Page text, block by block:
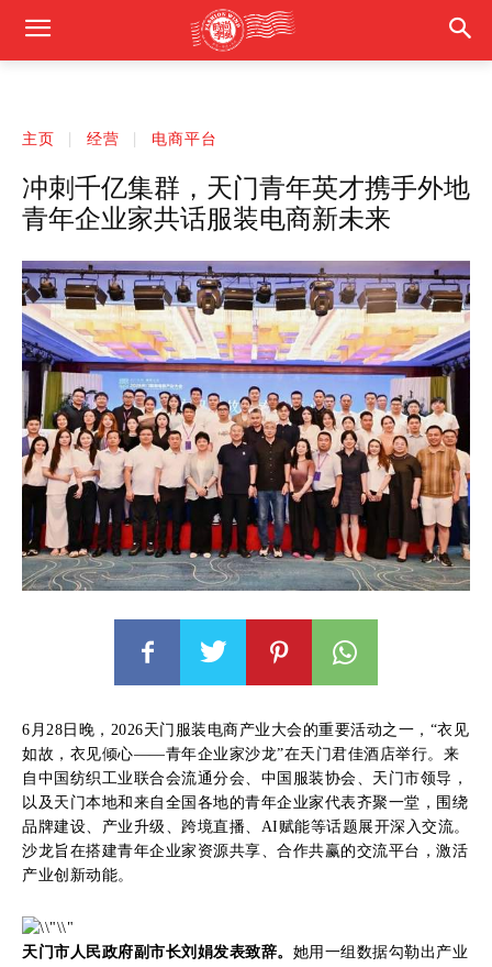
主页 经营 电商平台
冲刺千亿集群，天门青年英才携手外地
青年企业家共话服装电商新未来
6月28日晚，2026天门服装电商产业大会的重要活动之一，“衣见
如故，衣见倾心——青年企业家沙龙”在天门君佳酒店举行。来
自中国纺织工业联合会流通分会、中国服装协会、天门市领导，
以及天门本地和来自全国各地的青年企业家代表齐聚一堂，围绕
品牌建设、产业升级、跨境直播、AI赋能等话题展开深入交流。
沙龙旨在搭建青年企业家资源共享、合作共赢的交流平台，激活
产业创新动能。
天门市人民政府副市长刘娟发表致辞。 她用一组数据勾勒出产业